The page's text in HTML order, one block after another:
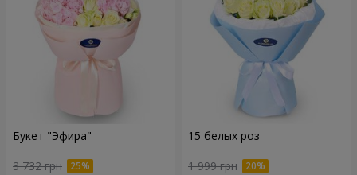
Букет "Эфира"
3 732 грн
15 белых роз
1 999 грн